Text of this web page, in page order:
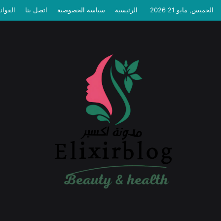
الخميس, مايو 21 2026 الرئيسية سياسة الخصوصية اتصل بنا